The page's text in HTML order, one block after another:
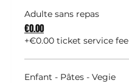
Adulte sans repas
€0.00
+€0.00 ticket service fee
Enfant - Pâtes - Vegie